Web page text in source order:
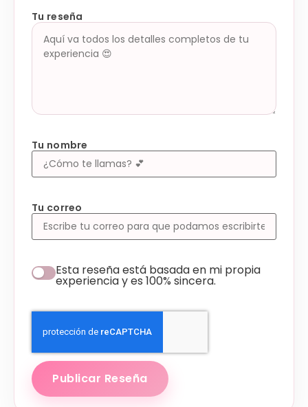
Tu reseña
Tu nombre
Tu correo
Esta reseña está basada en mi propia
experiencia y es 100% sincera.
Publicar Reseña